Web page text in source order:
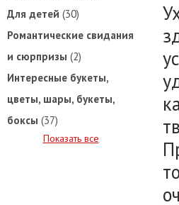
Для детей (30)
Романтические свидания
и сюрпризы (2)
Интересные букеты,
цветы, шары, букеты,
боксы (37)
Показать все